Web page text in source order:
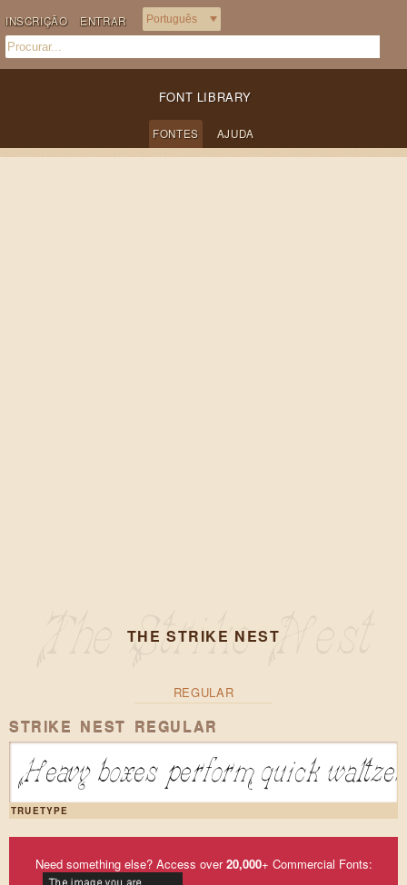
INSCRIÇÃO ENTRAR
FONT LIBRARY
FONTES AJUDA
THE STRIKE NEST
REGULAR
STRIKE NEST REGULAR
Heavy boxes perform quick
TRUETYPE
Need something else? Access over20,000+ Commercial Fonts: